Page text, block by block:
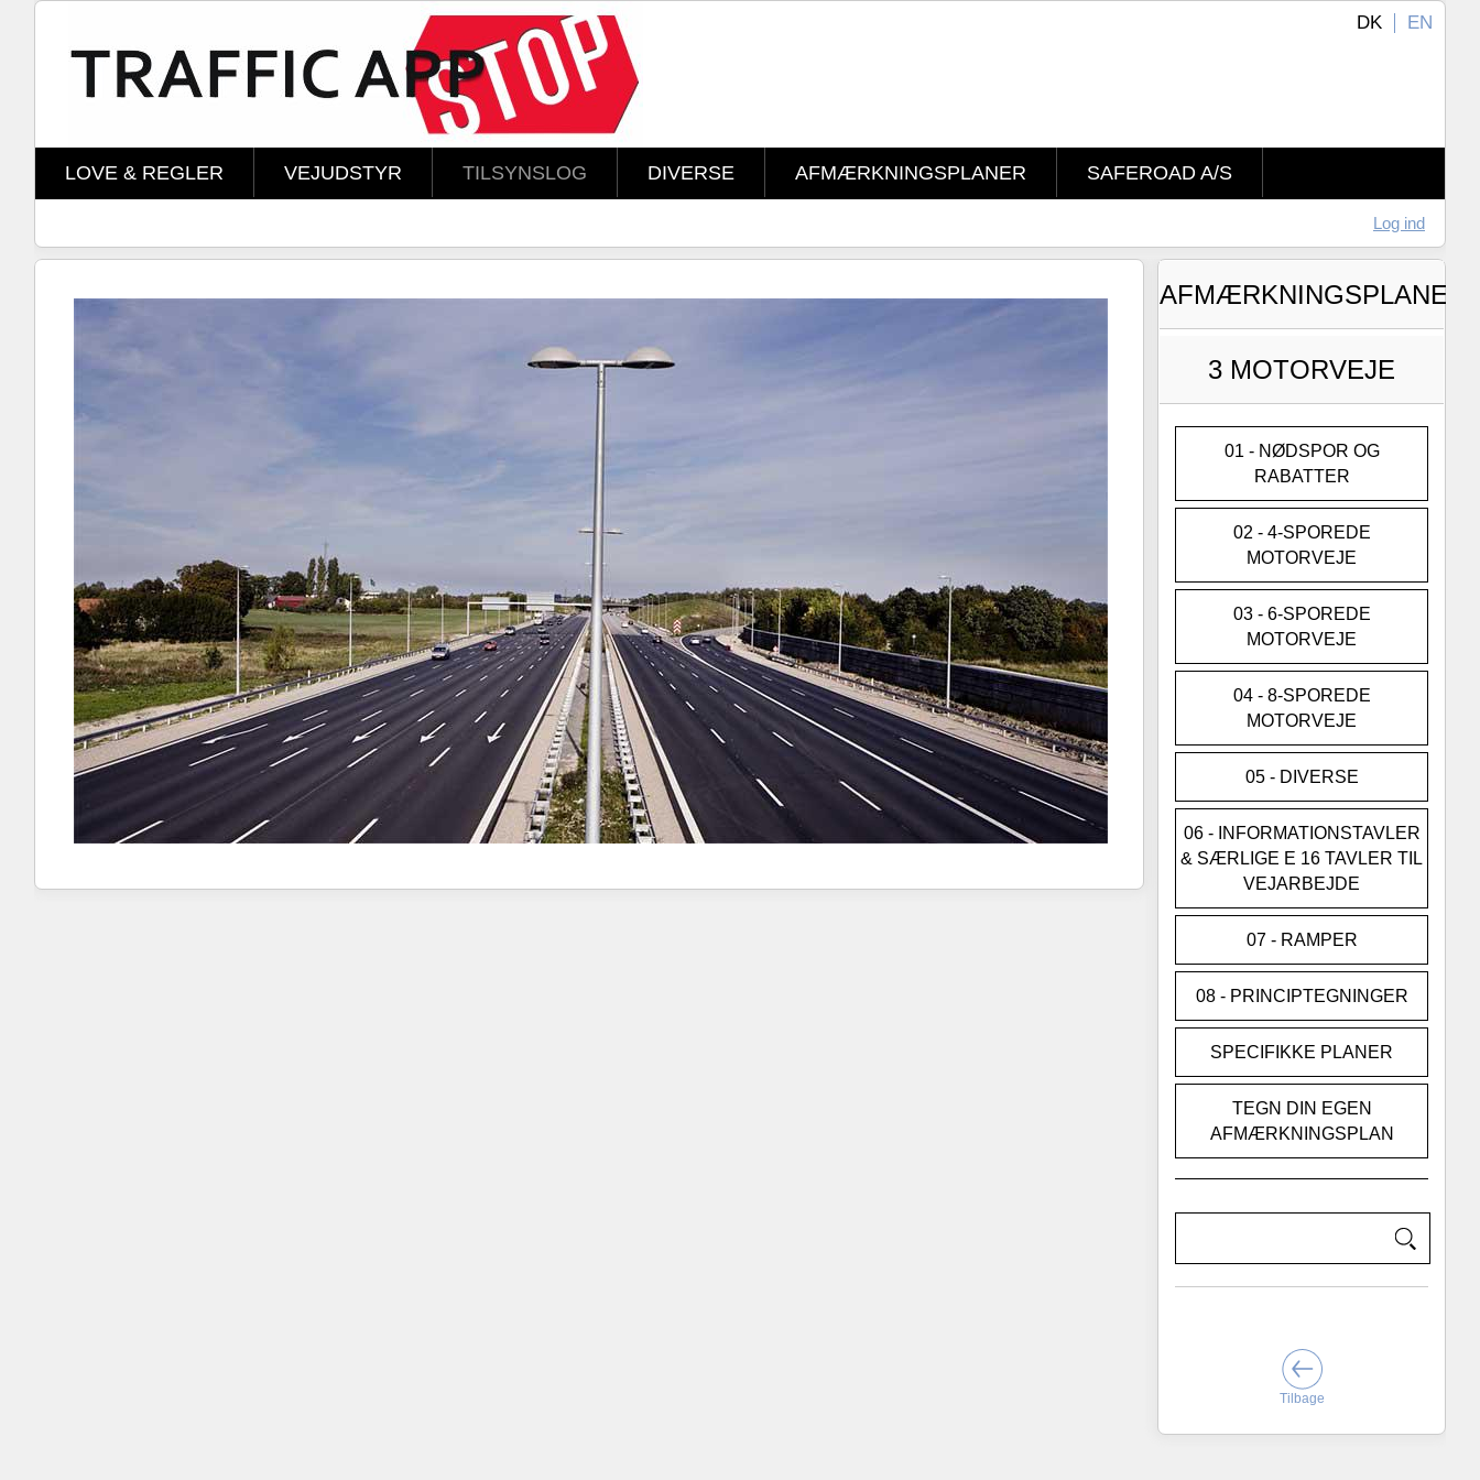
EN
DK
LOVE & REGLER VEJUDSTYR TILSYNSLOG DIVERSE AFMÆRKNINGSPLANER SAFEROAD A/S
Log ind
AFMÆRKNINGSPLANER
3 MOTORVEJE
01 - NØDSPOR OG
RABATTER
02 - 4-SPOREDE
MOTORVEJE
03 - 6-SPOREDE
MOTORVEJE
04 - 8-SPOREDE
MOTORVEJE
05 - DIVERSE
06 - INFORMATIONSTAVLER
& SÆRLIGE E 16 TAVLER TIL
VEJARBEJDE
07 - RAMPER
08 - PRINCIPTEGNINGER
SPECIFIKKE PLANER
TEGN DIN EGEN
AFMÆRKNINGSPLAN
Tilbage